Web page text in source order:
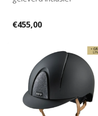
€455,00